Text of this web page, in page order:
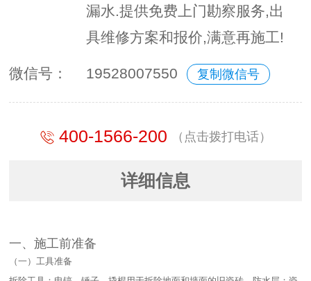
漏水.提供免费上门勘察服务,出
具维修方案和报价,满意再施工!
微信号： 19528007550 复制微信号
400-1566-200 （点击拨打电话）
详细信息
一、施工前准备​
（一）工具准备​